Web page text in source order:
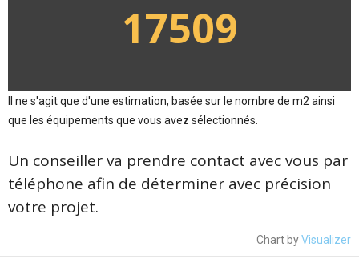
17509
Il ne s'agit que d'une estimation, basée sur le nombre de m2 ainsi
que les équipements que vous avez sélectionnés.
Un conseiller va prendre contact avec vous par
téléphone afin de déterminer avec précision
votre projet.
Chart byVisualizer